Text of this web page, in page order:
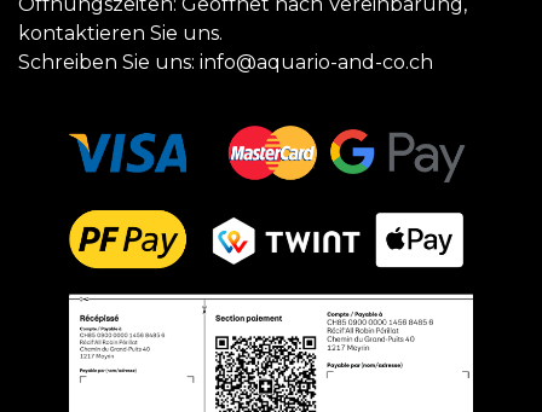
kontaktieren Sie uns.
Schreiben Sie uns: info@aquario-and-co.ch